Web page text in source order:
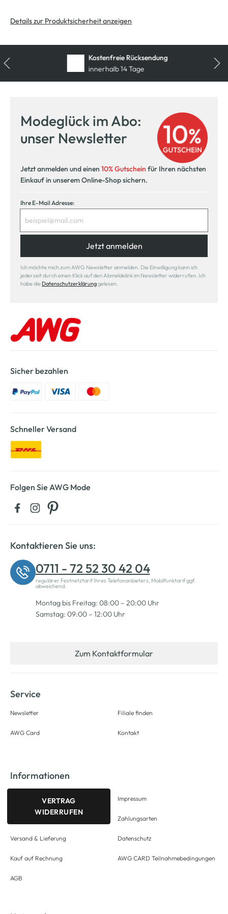
Details zur Produktsicherheit anzeigen
Kostenfreie Rücksendung
innerhalb 14 Tage
Modeglück im Abo:
unser Newsletter
Jetzt anmelden und einen 10% Gutschein für Ihren nächsten
Einkauf in unserem Online-Shop sichern.
Ihre E-Mail Adresse:
Jetzt anmelden
Ich möchte mich zum AWG Newsletter anmelden. Die Einwilligung kann ich
jederzeit durch einen Klick auf den Abmeldelink im Newsletter widerrufen. Ich
habe die Datenschutzerklärunggelesen.
Sicher bezahlen
Schneller Versand
Folgen Sie AWG Mode
Kontaktieren Sie uns:
0711 - 72 52 30 42 04
regulärer Festnetztarif Ihres Telefonanbieters, Mobilfunktarif ggf.
abweichend.
Montag bis Freitag: 08:00 – 20:00 Uhr
Samstag: 09:00 – 12:00 Uhr
Zum Kontaktformular
Service
Newsletter
AWG Card
Filiale finden
Kontakt
Informationen
VERTRAG
WIDERRUFEN
Versand & Lieferung
Kauf auf Rechnung
AGB
Impressum
Zahlungsarten
Datenschutz
AWG CARD Teilnahmebedingungen